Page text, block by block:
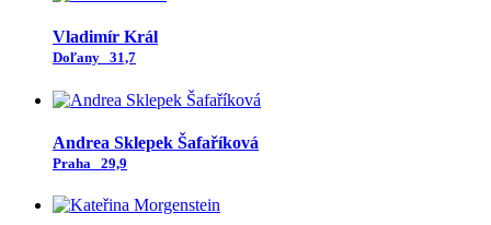
Vladimír Král
Doľany 31,7
Andrea Sklepek Šafaříková
Praha 29,9